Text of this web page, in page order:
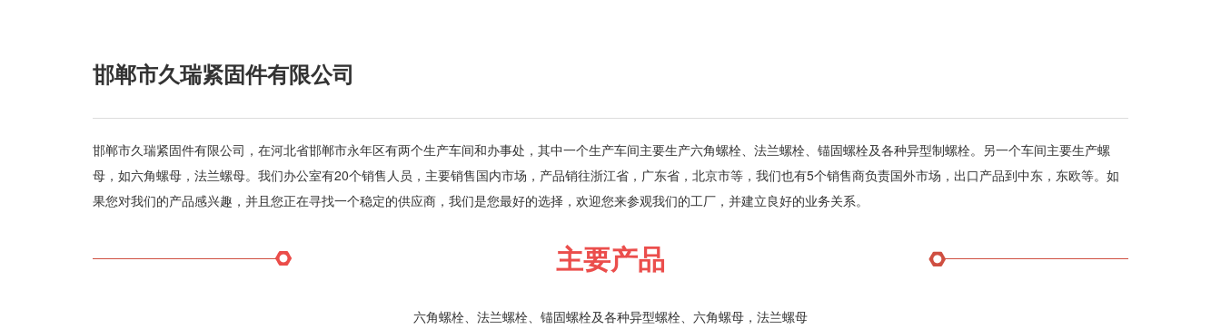
邯郸市久瑞紧固件有限公司
邯郸市久瑞紧固件有限公司，在河北省邯郸市永年区有两个生产车间和办事处，其中一个生产车间主要生产六角螺栓、法兰螺栓、锚固螺栓及各种异型制螺栓。另一个车间主要生产螺
母，如六角螺母，法兰螺母。我们办公室有20个销售人员，主要销售国内市场，产品销往浙江省，广东省，北京市等，我们也有5个销售商负责国外市场，出口产品到中东，东欧等。如
果您对我们的产品感兴趣，并且您正在寻找一个稳定的供应商，我们是您最好的选择，欢迎您来参观我们的工厂，并建立良好的业务关系。
主要产品
六角螺栓、法兰螺栓、锚固螺栓及各种异型螺栓、六角螺母，法兰螺母